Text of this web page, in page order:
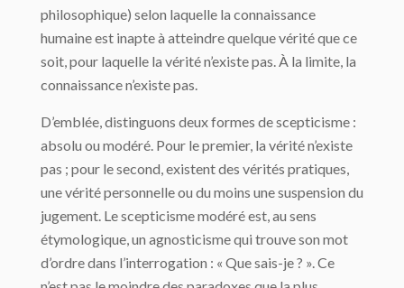
philosophique) selon laquelle la connaissance
humaine est inapte à atteindre quelque vérité que ce
soit, pour laquelle la vérité n’existe pas. À la limite, la
connaissance n’existe pas.
D’emblée, distinguons deux formes de scepticisme :
absolu ou modéré. Pour le premier, la vérité n’existe
pas ; pour le second, existent des vérités pratiques,
une vérité personnelle ou du moins une suspension du
jugement. Le scepticisme modéré est, au sens
étymologique, un agnosticisme qui trouve son mot
d’ordre dans l’interrogation : « Que sais-je ? ». Ce